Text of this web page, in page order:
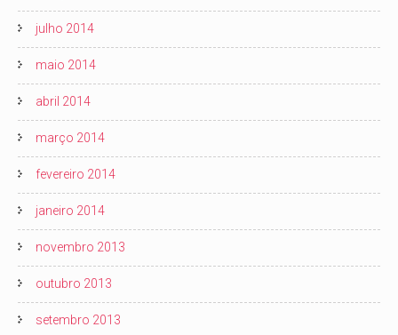
julho 2014
maio 2014
abril 2014
março 2014
fevereiro 2014
janeiro 2014
novembro 2013
outubro 2013
setembro 2013